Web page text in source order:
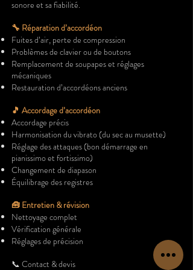
sonore et sa fiabilité.
🔧 Réparation d’accordéon
Fuites d’air, perte de compression
Problèmes de clavier ou de boutons
Remplacement de soupapes et réglages
mécaniques
Restauration d’accordéons anciens
🎵 Accordage d’accordéon
Accordage précis
Harmonisation du vibrato (du sec au musette)
Réglage des attaques (bon démarrage en
pianissimo et fortissimo)
Changement de diapason
Équilibrage des registres
🧰 Entretien & révision
Nettoyage complet
Vérification générale
Réglages de précision
📞 Contact & devis